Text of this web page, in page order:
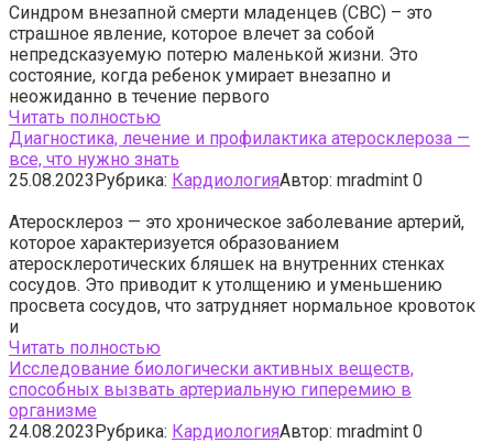
Синдром внезапной смерти младенцев (СВС) – это
страшное явление, которое влечет за собой
непредсказуемую потерю маленькой жизни. Это
состояние, когда ребенок умирает внезапно и
неожиданно в течение первого
Читать полностью
Диагностика, лечение и профилактика атеросклероза —
все, что нужно знать
25.08.2023Рубрика: КардиологияАвтор: mradmint 0
Атеросклероз — это хроническое заболевание артерий,
которое характеризуется образованием
атеросклеротических бляшек на внутренних стенках
сосудов. Это приводит к утолщению и уменьшению
просвета сосудов, что затрудняет нормальное кровоток
и
Читать полностью
Исследование биологически активных веществ,
способных вызвать артериальную гиперемию в
организме
24.08.2023Рубрика: КардиологияАвтор: mradmint 0